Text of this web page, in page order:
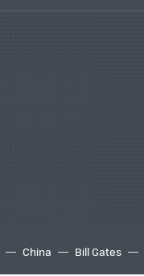
China Bill Gates